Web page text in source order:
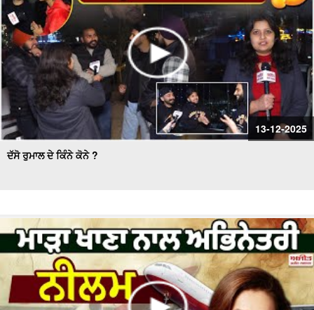
13-12-2025
ਦੱਸੋ ਰੁਮਾਲ ਦੇ ਕਿੰਨੇ ਕੋਨੇ ?